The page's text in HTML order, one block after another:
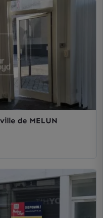
de MELUN